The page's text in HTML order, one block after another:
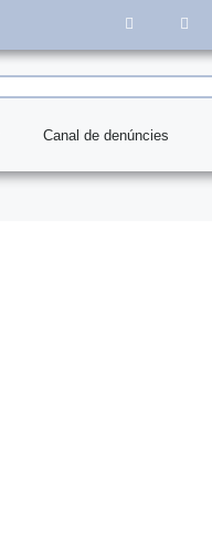
Canal de denúncies